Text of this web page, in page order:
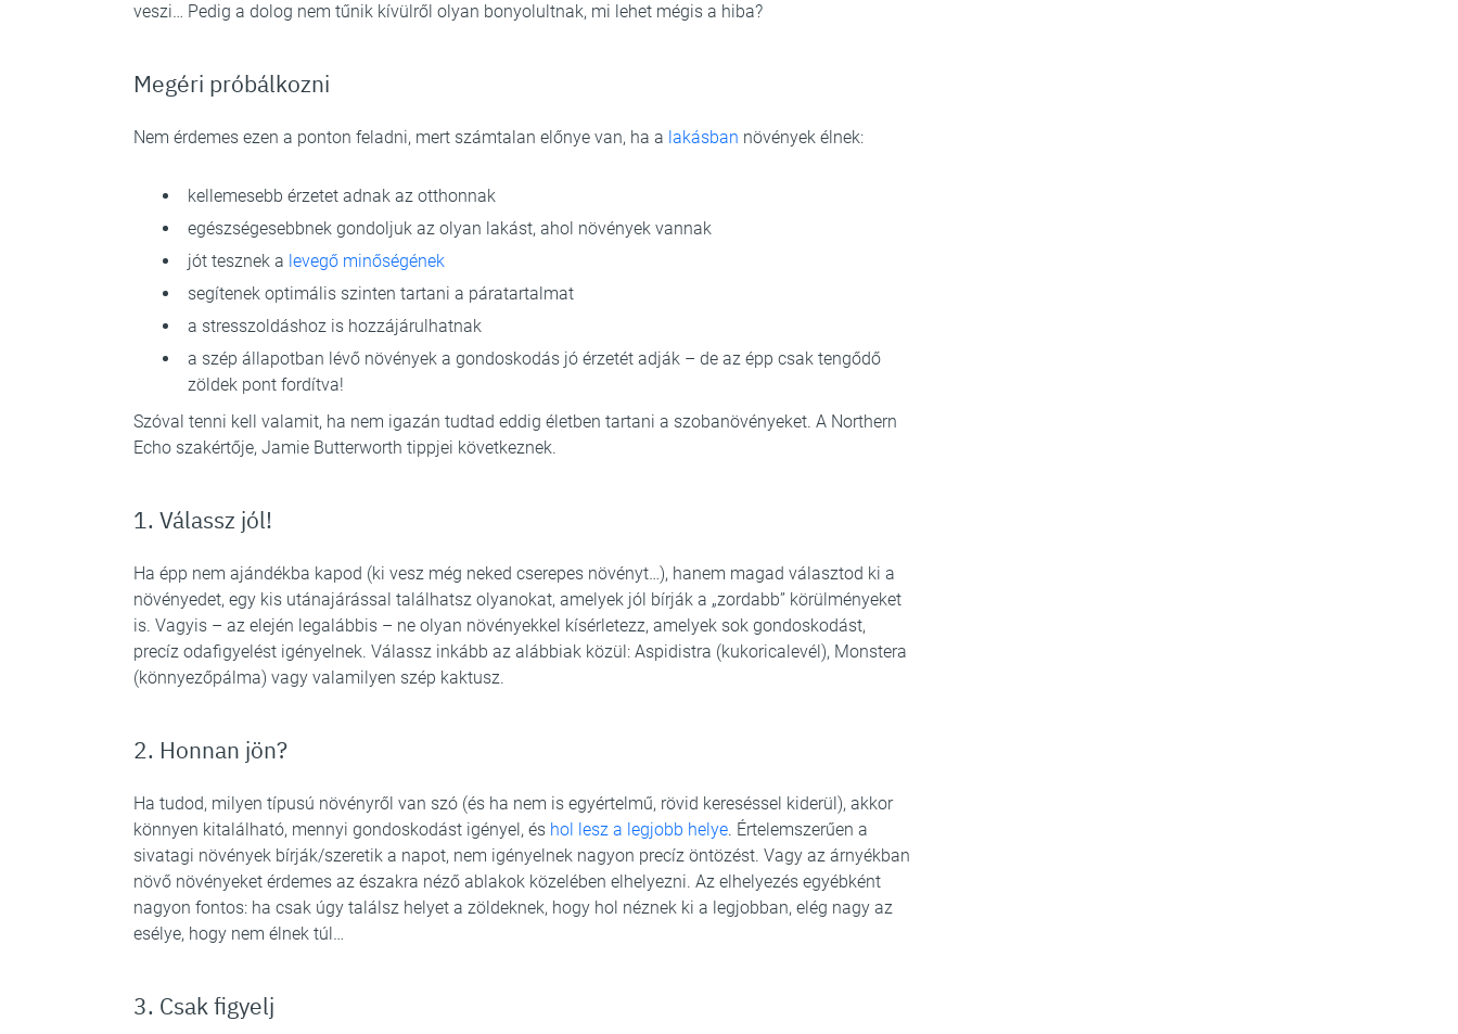
veszi… Pedig a dolog nem tűnik kívülről olyan bonyolultnak, mi lehet mégis a hiba?
Megéri próbálkozni
Nem érdemes ezen a ponton feladni, mert számtalan előnye van, ha a lakásban növények élnek:
kellemesebb érzetet adnak az otthonnak
egészségesebbnek gondoljuk az olyan lakást, ahol növények vannak
jót tesznek a levegő minőségének
segítenek optimális szinten tartani a páratartalmat
a stresszoldáshoz is hozzájárulhatnak
a szép állapotban lévő növények a gondoskodás jó érzetét adják – de az épp csak tengődő
zöldek pont fordítva!
Szóval tenni kell valamit, ha nem igazán tudtad eddig életben tartani a szobanövényeket. A Northern
Echo szakértője, Jamie Butterworth tippjei következnek.
1. Válassz jól!
Ha épp nem ajándékba kapod (ki vesz még neked cserepes növényt…), hanem magad választod ki a
növényedet, egy kis utánajárással találhatsz olyanokat, amelyek jól bírják a „zordabb” körülményeket
is. Vagyis – az elején legalábbis – ne olyan növényekkel kísérletezz, amelyek sok gondoskodást,
precíz odafigyelést igényelnek. Válassz inkább az alábbiak közül: Aspidistra (kukoricalevél), Monstera
(könnyezőpálma) vagy valamilyen szép kaktusz.
2. Honnan jön?
Ha tudod, milyen típusú növényről van szó (és ha nem is egyértelmű, rövid kereséssel kiderül), akkor
könnyen kitalálható, mennyi gondoskodást igényel, és hol lesz a legjobb helye. Értelemszerűen a
sivatagi növények bírják/szeretik a napot, nem igényelnek nagyon precíz öntözést. Vagy az árnyékban
növő növényeket érdemes az északra néző ablakok közelében elhelyezni. Az elhelyezés egyébként
nagyon fontos: ha csak úgy találsz helyet a zöldeknek, hogy hol néznek ki a legjobban, elég nagy az
esélye, hogy nem élnek túl…
3. Csak figyelj